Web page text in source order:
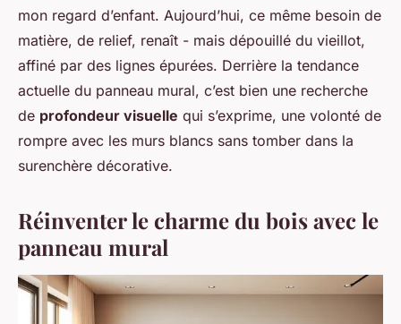
mon regard d’enfant. Aujourd’hui, ce même besoin de
matière, de relief, renaît - mais dépouillé du vieillot,
affiné par des lignes épurées. Derrière la tendance
actuelle du panneau mural, c’est bien une recherche
de profondeur visuelle qui s’exprime, une volonté de
rompre avec les murs blancs sans tomber dans la
surenchère décorative.
Réinventer le charme du bois avec le
panneau mural